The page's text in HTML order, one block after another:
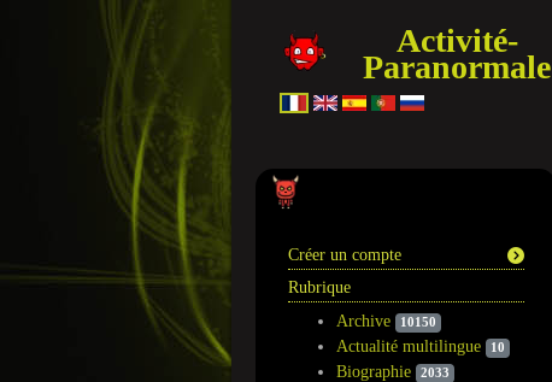
Activité-
Paranormale
Créer un compte
Rubrique
Archive
10150
Actualité multilingue 10
Biographie 2033